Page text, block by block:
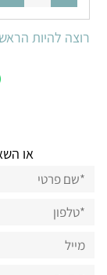
רוצה להיות
או